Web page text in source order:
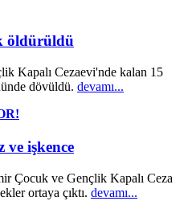
öldürüldü
Kapalı Cezaevi'nde kalan 15
dövüldü. devamı...
ve işkence
Çocuk ve Gençlik Kapalı Ceza
ortaya çıktı. devamı...